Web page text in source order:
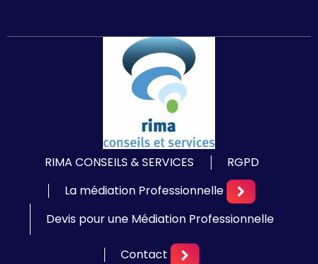
RIMA CONSEILS & SERVICES
RGPD
La médiation Professionnelle
Devis pour une Médiation Professionnelle
Contact